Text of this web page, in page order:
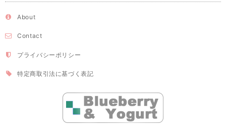
About
Contact
プライバシーポリシー
特定商取引法に基づく表記